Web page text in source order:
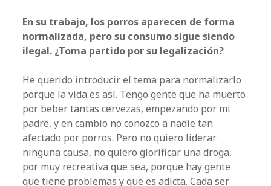
En su trabajo, los porros aparecen de forma
normalizada, pero su consumo sigue siendo
ilegal. ¿Toma partido por su legalización?
He querido introducir el tema para normalizarlo
porque la vida es así. Tengo gente que ha muerto
por beber tantas cervezas, empezando por mi
padre, y en cambio no conozco a nadie tan
afectado por porros. Pero no quiero liderar
ninguna causa, no quiero glorificar una droga,
por muy recreativa que sea, porque hay gente
que tiene problemas y que es adicta. Cada ser